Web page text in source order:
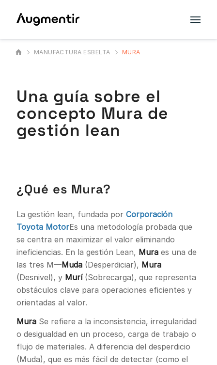
MANUFACTURA ESBELTA MURA
Una guía sobre el
concepto Mura de
gestión lean
¿Qué es Mura?
La gestión lean, fundada por Corporación
Toyota MotorEs una metodología probada que
se centra en maximizar el valor eliminando
ineficiencias. En la gestión Lean, Muraes una de
las tres M—Muda(Desperdiciar), Mura
(Desnivel), y Murí(Sobrecarga), que representa
obstáculos clave para operaciones eficientes y
orientadas al valor.
MuraSe refiere a la inconsistencia, irregularidad
o desigualdad en un proceso, carga de trabajo o
flujo de materiales. A diferencia del desperdicio
(Muda), que es más fácil de detectar (como el